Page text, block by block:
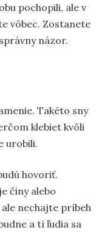
pochopili, ale v
vôbec. Zostanete
názor.
Takéto sny
klebiet kvôli
urobili.
hovoriť.
činy alebo
ale nechajte príbeh
a tí ľudia sa